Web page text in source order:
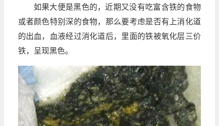
如果大便是黑色的，近期又没有吃富含铁的食物
或者颜色特别深的食物，那么要考虑是否有上消化道
的出血，血液经过消化道后，里面的铁被氧化层三价
铁，呈现黑色。